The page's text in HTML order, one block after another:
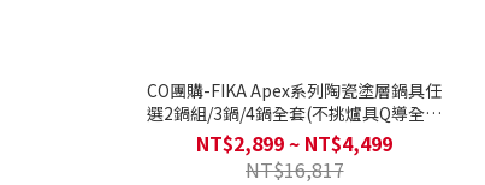
CO團購-FIKA Apex系列陶瓷塗層鍋具任
選2鍋組/3鍋/4鍋全套(不挑爐具Q導全覆
底/瓦斯爐電磁爐可用)送矽膠鍋鏟+湯勺
+漏勺
NT$2,899 ~ NT$4,499
NT$16,817